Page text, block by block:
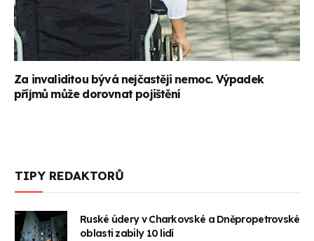
Za invaliditou bývá nejčastěji nemoc. Výpadek
příjmů může dorovnat pojištění
TIPY REDAKTORŮ
Ruské údery v Charkovské a Dněpropetrovské
oblasti zabily 10 lidí